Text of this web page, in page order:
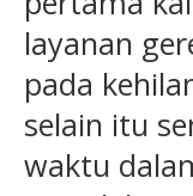
layanan
pada
selain itu
waktu